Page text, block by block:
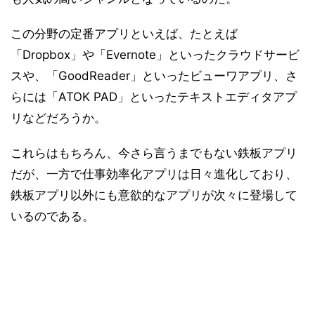
この分野の定番アプリといえば、たとえば
「Dropbox」や「Evernote」といったクラウドサービ
スや、「GoodReader」といったビューワアプリ、さ
らには「ATOK PAD」といったテキストエディタアプ
リなどだろうか。
これらはもちろん、今さら言うまでもない鉄板アプリ
だが、一方で仕事効率化アプリは日々進化しており、
鉄板アプリ以外にも意欲的なアプリが次々に登場して
いるのである。